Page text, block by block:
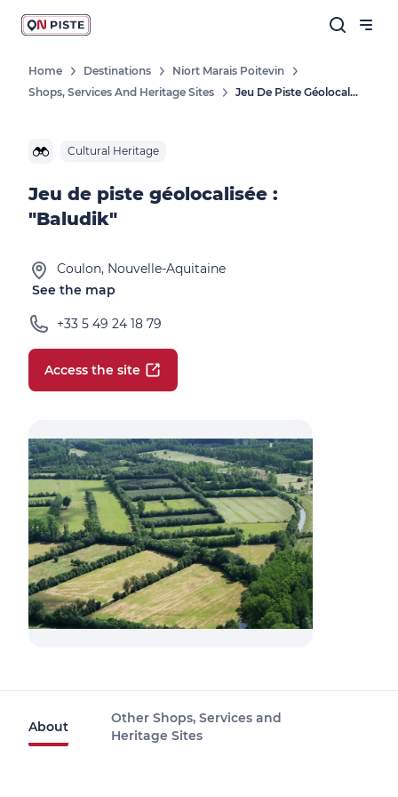
Home Destinations
Niort Marais Poitevin
Shops, Services And Heritage Sites
Jeu De Piste Géolocalisée : "Baludik"
Cultural Heritage
Jeu de piste géolocalisée :
"Baludik"
Coulon, Nouvelle-Aquitaine
See the map
+33 5 49 24 18 79
Access the site
About
Other Shops, Services and
Heritage Sites